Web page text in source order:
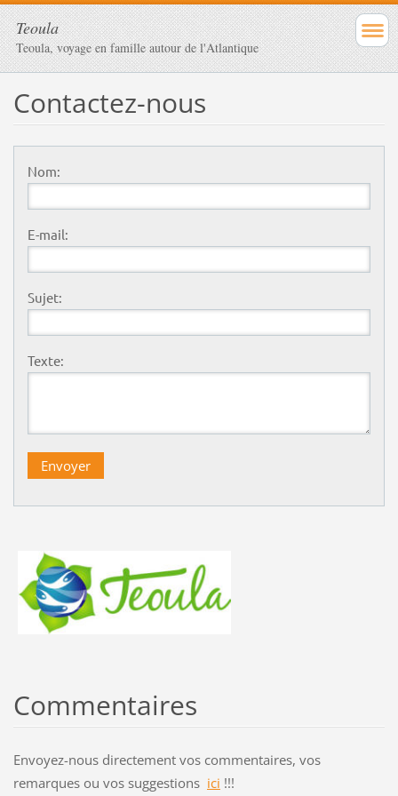
Teoula
Teoula, voyage en famille autour de l'Atlantique
Contactez-nous
Nom:
E-mail:
Sujet:
Texte:
Commentaires
Envoyez-nous directement vos commentaires, vos
remarques ou vos suggestions ici !!!